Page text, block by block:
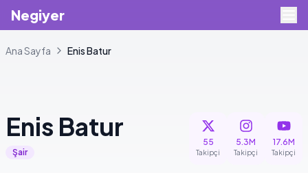
Negiyer
Ana Sayfa EnisBatur
Enis Batur
Şair
55
Takipçi
5.3M
Takipçi
17.6M
Takipçi